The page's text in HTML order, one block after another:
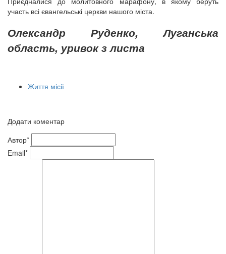
участь всі євангельські церкви нашого міста.
Олександр Руденко, Луганська
область, уривок з листа
Життя місії
Додати коментар
Автор*
Email*